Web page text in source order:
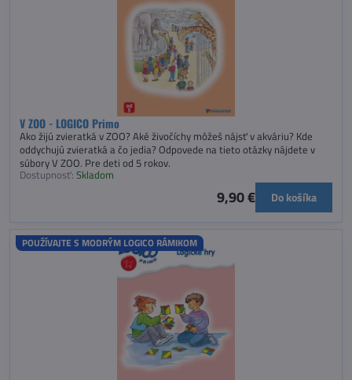
V ZOO - LOGICO Primo
Ako žijú zvieratká v ZOO? Aké živočíchy môžeš nájsť v akváriu? Kde
oddychujú zvieratká a čo jedia? Odpovede na tieto otázky nájdete v
súbory V ZOO. Pre deti od 5 rokov.
Dostupnosť: Skladom
9,90 € Do košíka
POUŽÍVAJTE S MODRÝM LOGICO RÁMIKOM